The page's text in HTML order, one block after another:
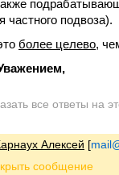
частного подвоза).
более целево,
все ответы на
Алексей [